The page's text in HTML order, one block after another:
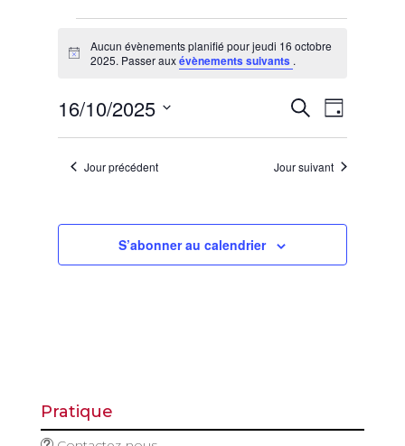
for
16
octobre
2025
Notice
Aucun évènements planifié pour jeudi 16 octobre
2025. Passer auxévènements suivants .
de
Recherche
de
vues
Jour
16/10/2025
date.Jour précédent Jour suivant
S’abonner au calendrier
Pratique